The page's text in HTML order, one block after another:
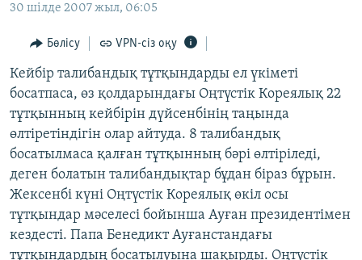
Skip
Search
ӘЛЕУМЕТ
ӘЛЕМ
АРНАЙЫ ЖОБАЛАР
Русский
ЖАЗЫЛЫҢЫЗ
Басқа тілдерде
30 шілде 2007 жыл, 06:05
Бөлісу VPN-сіз оқу
Кейбір талибандық тұтқындарды ел үкіметі
босатпаса, өз қолдарындағы Оңтүстік Кореялық 22
тұтқынның кейбірін дүйсенбінің таңында
өлтіретіндігін олар айтуда. 8 талибандық
босатылмаса қалған тұтқынның бәрі өлтіріледі,
деген болатын талибандықтар бұдан біраз бұрын.
Жексенбі күні Оңтүстік Кореялық өкіл осы
тұтқындар мәселесі бойынша Ауған президентімен
кездесті. Папа Бенедикт Ауғанстандағы
тұтқындардың босатылуына шақырды. Оңтүстік